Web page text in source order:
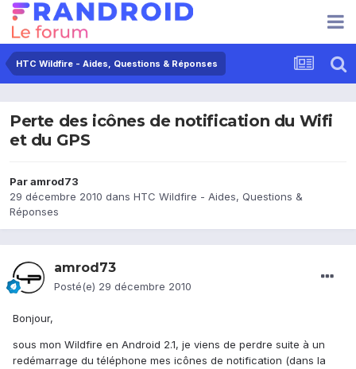
HTC Wildfire - Aides, Questions & Réponses
Perte des icônes de notification du Wifi
et du GPS
Paramrod73
29 décembre 2010 dans HTC Wildfire - Aides, Questions &
Réponses
amrod73
Posté(e) 29 décembre 2010
Bonjour,
sous mon Wildfire en Android 2.1, je viens de perdre suite à un
redémarrage du téléphone mes icônes de notification (dans la